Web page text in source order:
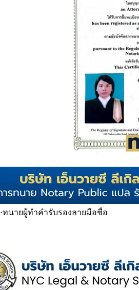
·ทนายผู้ทำคำรับรองลายมือชื่อ